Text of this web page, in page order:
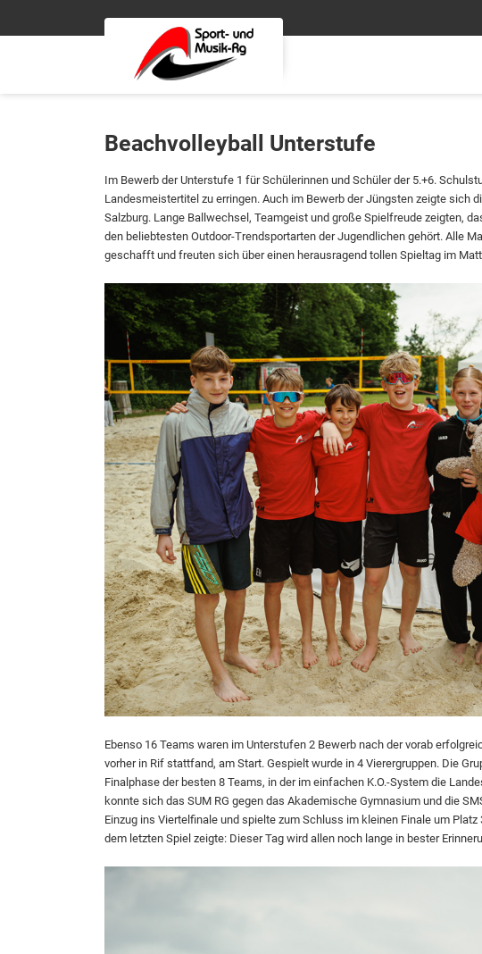
Beachvolleyball Unterstufe
Im Bewerb der Unterstufe 1 für Schülerinnen und Schüler der 5.+6.
Landesmeistertitel zu erringen. Auch im Bewerb der Jüngsten zeigte sich
Salzburg. Lange Ballwechsel, Teamgeist und große Spielfreude zeigten,
den beliebtesten Outdoor-Trendsportarten der Jugendlichen gehört. Alle
geschafft und freuten sich über einen herausragend tollen Spieltag im
Ebenso 16 Teams waren im Unterstufen 2 Bewerb nach der vorab
vorher in Rif stattfand, am Start. Gespielt wurde in 4 Vierergruppen. Die
Finalphase der besten 8 Teams, in der im einfachen K.O.-System die
konnte sich das SUM RG gegen das Akademische Gymnasium und die
Einzug ins Viertelfinale und spielte zum Schluss im kleinen Finale um
dem letzten Spiel zeigte: Dieser Tag wird allen noch lange in bester